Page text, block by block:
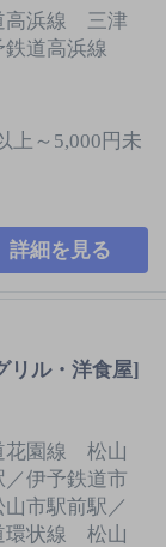
高浜線 三津
鉄道高浜線
上～5,000円未
詳細を見る
リル・洋食屋]
花園線 松山
／伊予鉄道市
市駅前駅／
環状線 松山